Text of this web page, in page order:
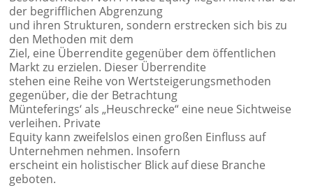
der begrifflichen Abgrenzung
und ihren Strukturen, sondern erstrecken sich bis zu
den Methoden mit dem
Ziel, eine Überrendite gegenüber dem öffentlichen
Markt zu erzielen. Dieser Überrendite
stehen eine Reihe von Wertsteigerungsmethoden
gegenüber, die der Betrachtung
Münteferings‘ als „Heuschrecke“ eine neue Sichtweise
verleihen. Private
Equity kann zweifelslos einen großen Einfluss auf
Unternehmen nehmen. Insofern
erscheint ein holistischer Blick auf diese Branche
geboten.